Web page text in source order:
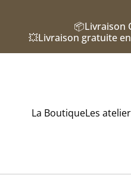
📦Livraison
💥Livraison gratuite
La BoutiqueLes